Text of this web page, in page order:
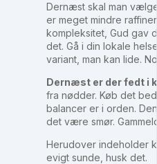
Dernæst skal man
er meget mindre
kompleksitet, Gud gav
det. Gå i din lokale
variant, man kan lide.
Dernæst er der fedt i
fra nødder. Køb det
balancer er i orden.
det være smør.
Herudover indeholder
evigt sunde, husk det.